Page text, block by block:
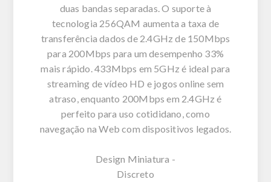
duas bandas separadas. O suporte à
tecnologia 256QAM aumenta a taxa de
transferência dados de 2.4GHz de 150Mbps
para 200Mbps para um desempenho 33%
mais rápido. 433Mbps em 5GHz é ideal para
streaming de vídeo HD e jogos online sem
atraso, enquanto 200Mbps em 2.4GHz é
perfeito para uso cotididano, como
navegação na Web com dispositivos legados.
Design Miniatura -
Discreto